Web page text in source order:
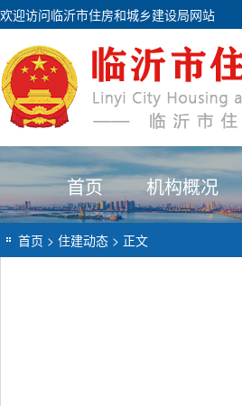
欢迎访问临沂市住房和城乡建设局网站
首页 机构概况
首页 > 住建动态 > 正文